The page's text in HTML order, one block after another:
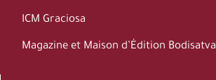
ICM Graciosa
Magazine et Maison d’Édition Bodisatva